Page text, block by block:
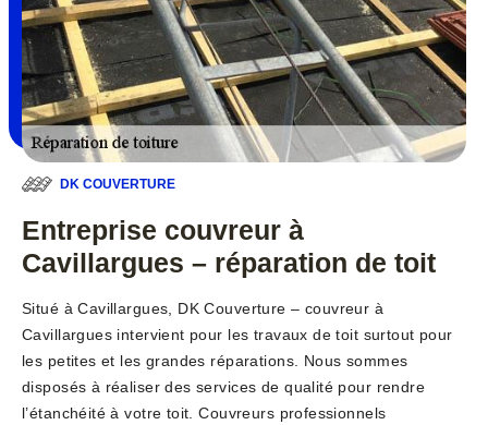
DK COUVERTURE
Entreprise couvreur à
Cavillargues – réparation de toit
Situé à Cavillargues, DK Couverture – couvreur à
Cavillargues intervient pour les travaux de toit surtout pour
les petites et les grandes réparations. Nous sommes
disposés à réaliser des services de qualité pour rendre
l’étanchéité à votre toit. Couvreurs professionnels